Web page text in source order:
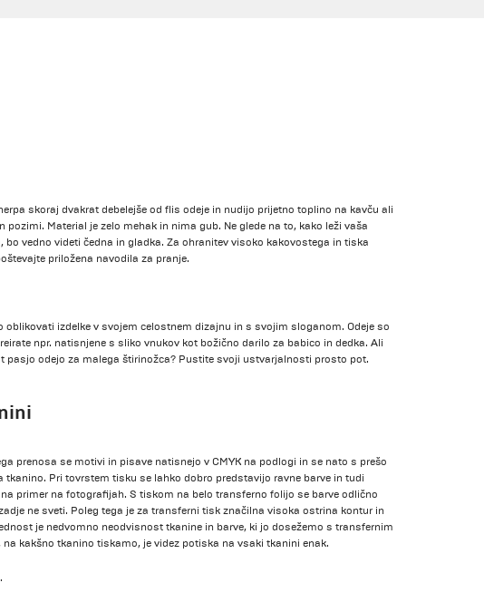
skoraj dvakrat debelejše od flis odeje in nudijo prijetno toplino na kavču ali
pozimi. Material je zelo mehak in nima gub. Ne glede na to, kako leži vaša
bo vedno videti čedna in gladka. Za ohranitev visoko kakovostega in tiska
priložena navodila za pranje.
oblikovati izdelke v svojem celostnem dizajnu in s svojim sloganom. Odeje so
npr. natisnjene s sliko vnukov kot božično darilo za babico in dedka. Ali
pasjo odejo za malega štirinožca? Pustite svoji ustvarjalnosti prosto pot.
prenosa se motivi in pisave natisnejo v CMYK na podlogi in se nato s prešo
tkanino. Pri tovrstem tisku se lahko dobro predstavijo ravne barve in tudi
primer na fotografijah. S tiskom na belo transferno folijo se barve odlično
ne sveti. Poleg tega je za transferni tisk značilna visoka ostrina kontur in
je nedvomno neodvisnost tkanine in barve, ki jo dosežemo s transfernim
na kakšno tkanino tiskamo, je videz potiska na vsaki tkanini enak.
.